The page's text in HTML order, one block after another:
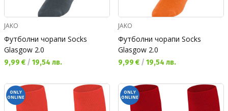
JAKO
Футболни чорапи Socks
Glasgow 2.0
Текуща цена:
9,99 € / 19,54 лв.
JAKO
Футболни чорапи Socks
Glasgow 2.0
Текуща цена:
9,99 € / 19,54 лв.
ONLY
ONLINE
ONLY
ONLINE